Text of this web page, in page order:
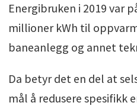
Energibruken i 2019 var
millioner kWh til
baneanlegg og annet
Da betyr det en del at
mål å redusere spesifikk